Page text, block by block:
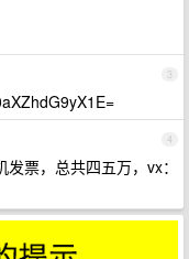
3
4
票，总共四五万，vx：